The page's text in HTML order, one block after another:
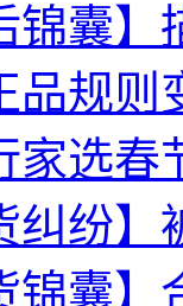
锦囊
品规则
家选春
纠纷
锦囊